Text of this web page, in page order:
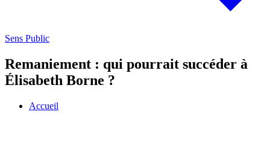
Sens Public
Remaniement : qui pourrait succéder à
Élisabeth Borne ?
Accueil